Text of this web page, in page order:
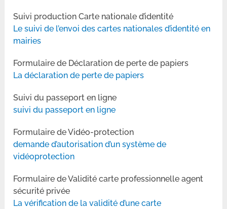
Suivi production Carte nationale d’identité
Le suivi de l’envoi des cartes nationales d’identité en
mairies
Formulaire de Déclaration de perte de papiers
La déclaration de perte de papiers
Suivi du passeport en ligne
suivi du passeport en ligne
Formulaire de Vidéo-protection
demande d’autorisation d’un système de
vidéoprotection
Formulaire de Validité carte professionnelle agent
sécurité privée
La vérification de la validité d’une carte